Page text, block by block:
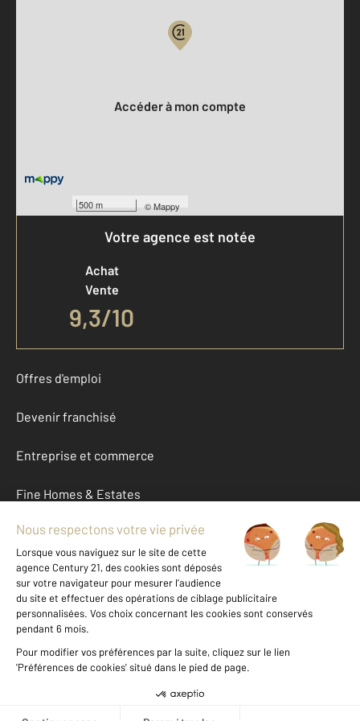
500 m ©Mappy
Accéder à mon compte
Votre agence est notée
Achat
Vente
9,3/10
Offres d'emploi
Devenir franchisé
Entreprise et commerce
Fine Homes & Estates
À propos
International
Nous contacter
Données personnelles